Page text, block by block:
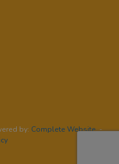
by: Complete Website-